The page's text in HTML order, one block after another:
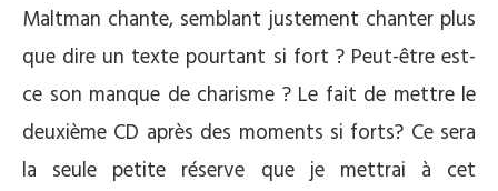
Maltman chante, semblant justement chanter plus
que dire un texte pourtant si fort ? Peut-être est-
ce son manque de charisme ? Le fait de mettre le
deuxième CD après des moments si forts? Ce sera
la seule petite réserve que je mettrai à cet